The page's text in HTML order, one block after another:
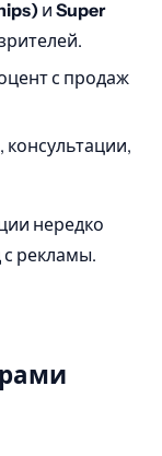
и Super
с продаж
консультации,
нередко
рекламы.